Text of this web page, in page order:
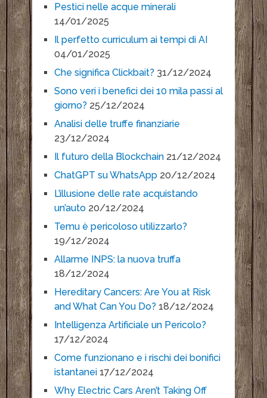
Pestici nelle acque minerali
14/01/2025
Il perfetto curriculum ai tempi di AI
04/01/2025
Che significa Clickbait? 31/12/2024
Sono veri i benefici dei 10 mila passi al
giorno? 25/12/2024
Analisi delle truffe finanziarie
23/12/2024
Il futuro della Blockchain 21/12/2024
ChatGPT su WhatsApp 20/12/2024
L’illusione delle rate acquistando
un’auto 20/12/2024
Temu è pericoloso utilizzarlo?
19/12/2024
Allarme INPS: la nuova truffa
18/12/2024
Hereditary Cancers: Are You at Risk
and What Can You Do? 18/12/2024
Intelligenza Artificiale un Pericolo?
17/12/2024
Come funzionano e i rischi dei bonifici
istantanei 17/12/2024
Why Electric Cars Aren’t Taking Off